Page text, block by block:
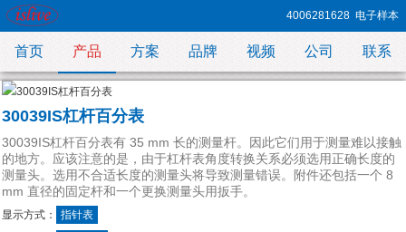
4006281628 电子样本
首页 产品 方案 品牌 视频 公司 联系
30039IS杠杆百分表
30039IS杠杆百分表有 35 mm 长的测量杆。因此它们用于测量难以接触
的地方。应该注意的是，由于杠杆表角度转换关系必须选用正确长度的
测量头。选用不合适长度的测量头将导致测量错误。附件还包括一个 8
mm 直径的固定杆和一个更换测量头用扳手。
显示方式：
指针表